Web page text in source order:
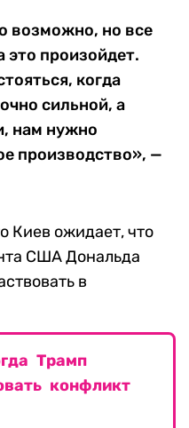
возможно, но все
это произойдет.
когда
сильной, а
нам нужно
производство», —
Киев ожидает, что
США Дональда
в
Трамп
конфликт